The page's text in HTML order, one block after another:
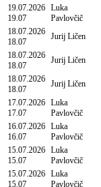
19.07.2026
19.07
Luka
Pavlovčič
18.07.2026
18.07
Jurij Ličen
18.07.2026
18.07
Jurij Ličen
18.07.2026
18.07
Jurij Ličen
17.07.2026
17.07
Luka
Pavlovčič
16.07.2026
16.07
Luka
Pavlovčič
15.07.2026
15.07
Luka
Pavlovčič
15.07.2026
15.07
Luka
Pavlovčič